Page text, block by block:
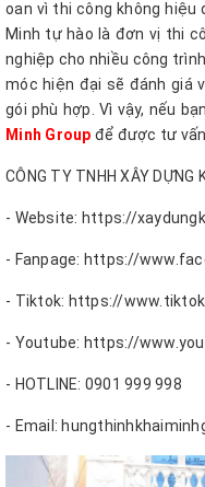
oan vì thi công không hiệu
Minh tự hào là đơn vị thi
nghiệp cho nhiều công
móc hiện đại sẽ đánh giá
gói phù hợp. Vì vậy, nếu
Minh Group để được tư vấn
CÔNG TY TNHH XÂY DỰNG
- Website: https://
- Fanpage: https://
- Tiktok: https://
- Youtube: https://
- HOTLINE: 0901 999 998
- Email: